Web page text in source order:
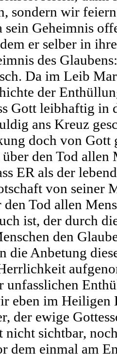
sondern wir feiern
Geheimnis
er selber in
des
Da im Leib
der
Gott leibhaftig in
ans Kreuz
doch von Gott
über den Tod
ER als der
von seiner
den Tod allen
ist, der durch
den
die Anbetung
unfasslichen
eben im Heiligen
der ewige
nicht sichtbar,
dem einmal am